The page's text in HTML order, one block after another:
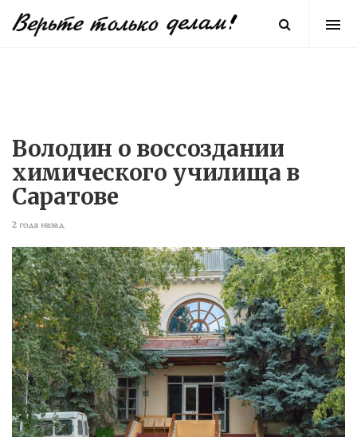
Володин о воссоздании
химического училища в
Саратове
2 года назад